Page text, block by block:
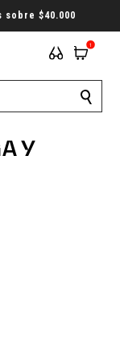
sobre $40.000
1
Y